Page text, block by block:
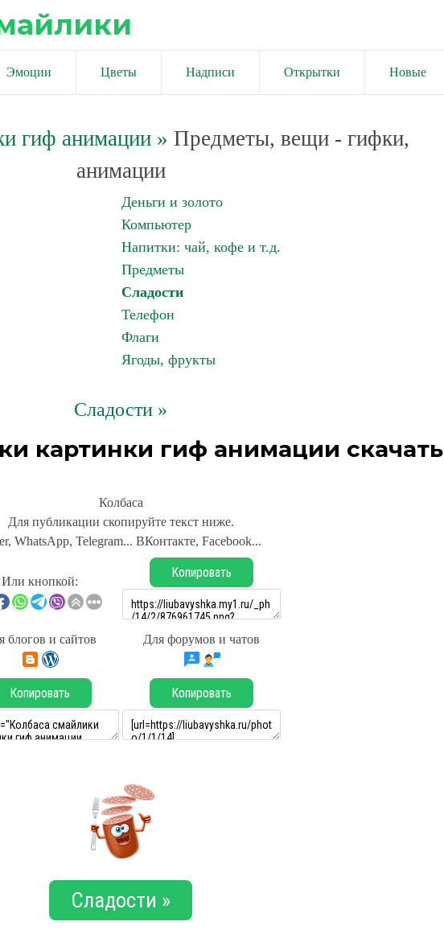
Эмоции Цветы Надписи Открытки Новые
гиф анимации» Предметы, вещи - гифки,
анимации
Деньги и золото
Компьютер
Напитки: чай, кофе и т.д.
Предметы
Сладости
Телефон
Флаги
Ягоды, фрукты
Сладости »
картинки гиф анимации скачать
Колбаса
Для публикации скопируйте текст ниже.
WhatsApp, Telegram... ВКонтакте, Facebook...
Или кнопкой:
Копировать
блогов и сайтов Для форумов и чатов
Копировать Копировать
Сладости »